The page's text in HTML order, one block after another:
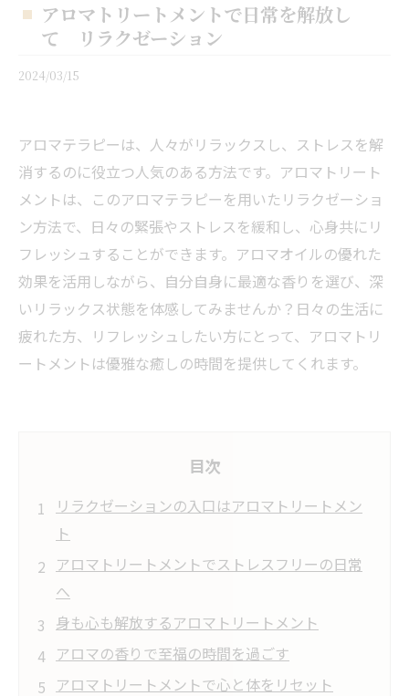
アロマトリートメントで日常を解放し
て リラクゼーション
2024/03/15
アロマテラピーは、人々がリラックスし、ストレスを解
消するのに役立つ人気のある方法です。アロマトリート
メントは、このアロマテラピーを用いたリラクゼーショ
ン方法で、日々の緊張やストレスを緩和し、心身共にリ
フレッシュすることができます。アロマオイルの優れた
効果を活用しながら、自分自身に最適な香りを選び、深
いリラックス状態を体感してみませんか？日々の生活に
疲れた方、リフレッシュしたい方にとって、アロマトリ
ートメントは優雅な癒しの時間を提供してくれます。
目次
リラクゼーションの入口はアロマトリートメン
ト
アロマトリートメントでストレスフリーの日常
へ
身も心も解放するアロマトリートメント
アロマの香りで至福の時間を過ごす
アロマトリートメントで心と体をリセット